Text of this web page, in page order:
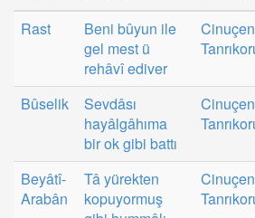
Rast
Beni bûyun ile
gel mest ü
rehâvî ediver
Cinuçen
Bûselik
Sevdâsı
hayâlgâhıma
bir ok gibi battı
Cinuçen
Beyâtî-
Arabân
Tâ yürekten
kopuyormuş
Cinuçen